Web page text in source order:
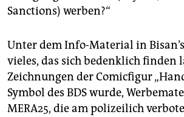
Sanctions) werben?“
Unter dem Info-Material in
vieles, das sich bedenklich finden
Zeichnungen der Comicfigur
Symbol des BDS wurde,
MERA25, die am polizeilich